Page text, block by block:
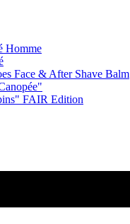
Homme
Face & After Shave Balm
FAIR Edition